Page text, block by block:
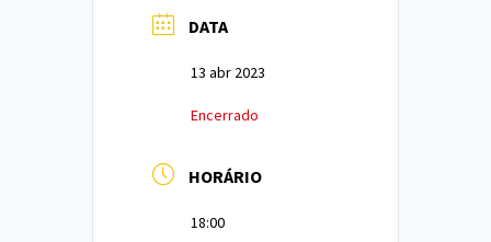
DATA
13 abr 2023
Encerrado
HORÁRIO
18:00